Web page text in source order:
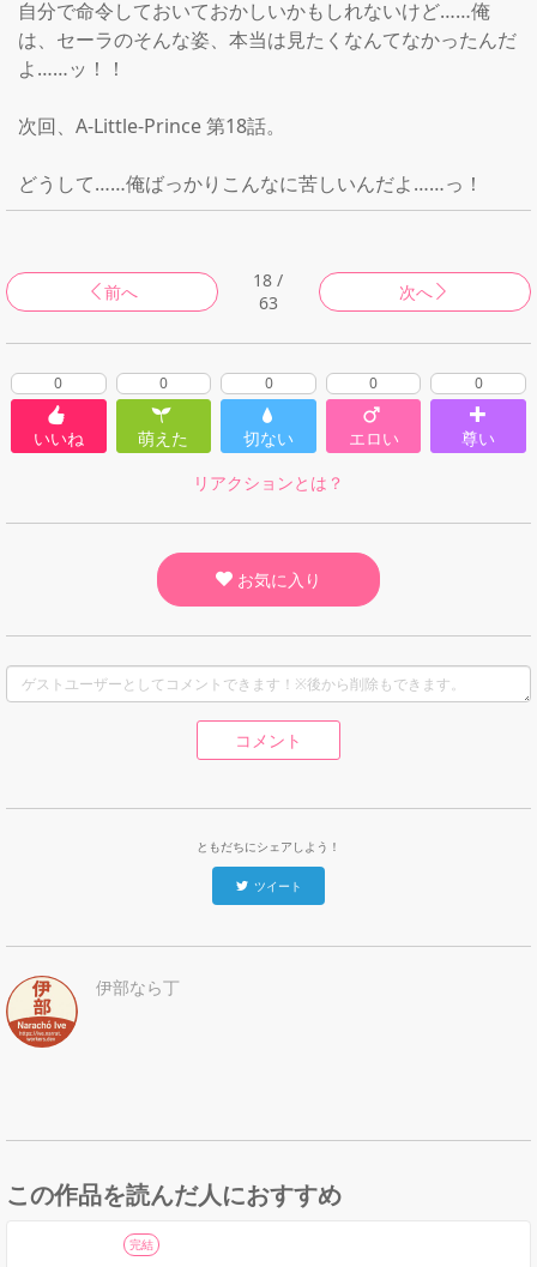
自分で命令しておいておかしいかもしれないけど……俺
は、セーラのそんな姿、本当は見たくなんてなかったんだ
よ……ッ！！
次回、A-Little-Prince 第18話。
どうして……俺ばっかりこんなに苦しいんだよ……っ！
前へ
18 /
63
次へ
0
いいね
0
萌えた
0
切ない
0
エロい
0
尊い
リアクションとは？
お気に入り
コメント
ともだちにシェアしよう！
ツイート
伊部なら丁
この作品を読んだ人におすすめ
完結